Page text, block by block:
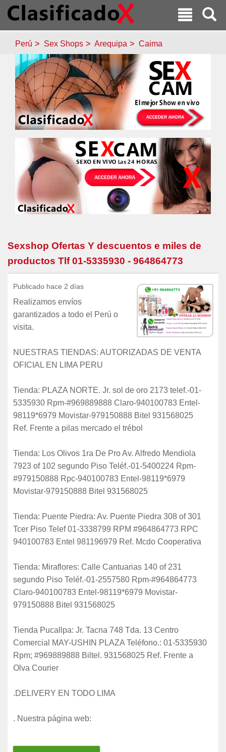
Perú Sex Shops Arequipa Caima
Sexshop Ofertas Y descuentos e miles de
productos Tlf 01-5335930 - 964864773
Publicado hace 2 días
Realizamos envíos
garantizados a todo el Perú o
visita.
NUESTRAS TIENDAS: AUTORIZADAS DE VENTA
OFICIAL EN LIMA PERU
Tienda: PLAZA NORTE. Jr. sol de oro 2173 telef.-01-
5335930 Rpm-#969889888 Claro-940100783 Entel-
98119*6979 Movistar-979150888 Bitel 931568025
Ref. Frente a pilas mercado el trébol
Tienda: Los Olivos 1ra De Pro Av. Alfredo Mendiola
7923 of 102 segundo Piso Teléf.-01-5400224 Rpm-
#979150888 Rpc-940100783 Entel-98119*6979
Movistar-979150888 Bitel 931568025
Tienda: Puente Piedra: Av. Puente Piedra 308 of 301
Tcer Piso Telef 01-3338799 RPM #964864773 RPC
940100783 Entel 981196979 Ref. Mcdo Cooperativa
Tienda: Miraflores: Calle Cantuarias 140 of 231
segundo Piso Teléf.-01-2557580 Rpm-#964864773
Claro-940100783 Entel-98119*6979 Movistar-
979150888 Bitel 931568025
Tienda Pucallpa: Jr. Tacna 748 Tda. 13 Centro
Comercial MAY-USHIN PLAZA Teléfono.: 01-5335930
Rpm; #969889888 Biltel. 931568025 Ref. Frente a
Olva Courier
.DELIVERY EN TODO LIMA
. Nuestra página web: